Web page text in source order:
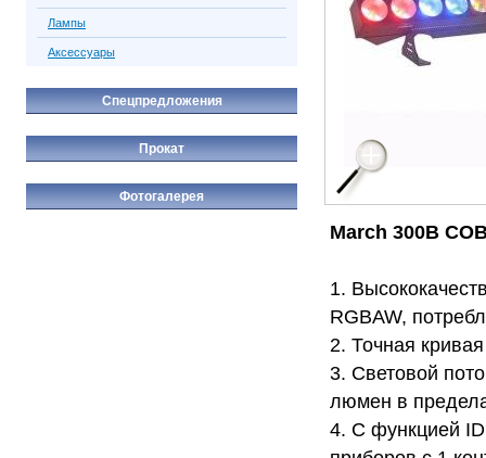
March 300B
1.
RGBAW,
2. Точная
3. Световой
люмен в
4. С функцией
Лампы
Аксессуары
Спецпредложения
Прокат
Фотогалерея